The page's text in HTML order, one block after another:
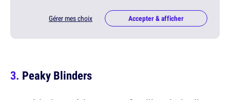
Gérer mes choix Accepter & afficher
Peaky Blinders